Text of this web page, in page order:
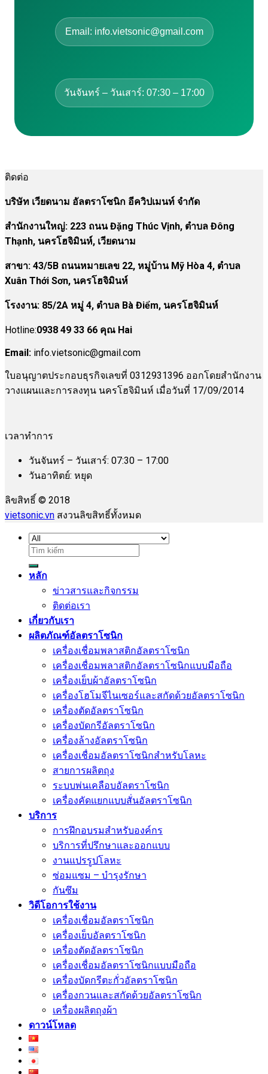
Email: info.vietsonic@gmail.com
วันจันทร์ – วันเสาร์: 07:30 – 17:00
ติดต่อ
บริษัท เวียดนาม อัลตราโซนิก อีควิปเมนท์ จำกัด
สำนักงานใหญ่: 223 ถนน Đặng Thúc Vịnh, ตำบล Đông
Thạnh, นครโฮจิมินห์, เวียดนาม
สาขา: 43/5B ถนนหมายเลข 22, หมู่บ้าน Mỹ Hòa 4, ตำบล
Xuân Thới Sơn, นครโฮจิมินห์
โรงงาน: 85/2A หมู่ 4, ตำบล Bà Điểm, นครโฮจิมินห์
Hotline:0938 49 33 66 คุณ Hai
Email: info.vietsonic@gmail.com
ใบอนุญาตประกอบธุรกิจเลขที่ 0312931396 ออกโดยสำนักงาน
วางแผนและการลงทุน นครโฮจิมินห์ เมื่อวันที่ 17/09/2014
เวลาทำการ
วันจันทร์ – วันเสาร์: 07:30 – 17:00
วันอาทิตย์: หยุด
ลิขสิทธิ์ © 2018
vietsonic.vn สงวนลิขสิทธิ์ทั้งหมด
ค้นหา:
หลัก
ข่าวสารและกิจกรรม
ติดต่อเรา
เกี่ยวกับเรา
ผลิตภัณฑ์อัลตราโซนิก
เครื่องเชื่อมพลาสติกอัลตราโซนิก
เครื่องเชื่อมพลาสติกอัลตราโซนิกแบบมือถือ
เครื่องเย็บผ้าอัลตราโซนิก
เครื่องโฮโมจีไนเซอร์และสกัดด้วยอัลตราโซนิก
เครื่องตัดอัลตราโซนิก
เครื่องบัดกรีอัลตราโซนิก
เครื่องล้างอัลตราโซนิก
เครื่องเชื่อมอัลตราโซนิกสำหรับโลหะ
สายการผลิตถุง
ระบบพ่นเคลือบอัลตราโซนิก
เครื่องคัดแยกแบบสั่นอัลตราโซนิก
บริการ
การฝึกอบรมสำหรับองค์กร
บริการที่ปรึกษาและออกแบบ
งานแปรรูปโลหะ
ซ่อมแซม – บำรุงรักษา
กันซึม
วิดีโอการใช้งาน
เครื่องเชื่อมอัลตราโซนิก
เครื่องเย็บอัลตราโซนิก
เครื่องตัดอัลตราโซนิก
เครื่องเชื่อมอัลตราโซนิกแบบมือถือ
เครื่องบัดกรีตะกั่วอัลตราโซนิก
เครื่องกวนและสกัดด้วยอัลตราโซนิก
เครื่องผลิตถุงผ้า
ดาวน์โหลด